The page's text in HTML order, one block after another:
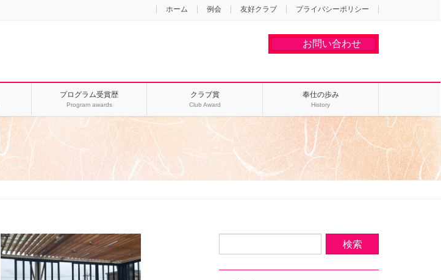
ホーム 例会 友好クラブ プライバシーポリシー
お問い合わせ
プログラム受賞歴
Program awards
クラブ賞
Club Award
奉仕の歩み
History